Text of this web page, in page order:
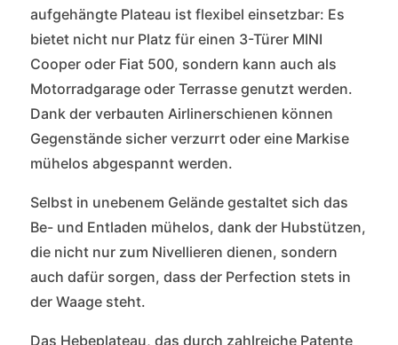
aufgehängte Plateau ist flexibel einsetzbar: Es
bietet nicht nur Platz für einen 3-Türer MINI
Cooper oder Fiat 500, sondern kann auch als
Motorradgarage oder Terrasse genutzt werden.
Dank der verbauten Airlinerschienen können
Gegenstände sicher verzurrt oder eine Markise
mühelos abgespannt werden.
Selbst in unebenem Gelände gestaltet sich das
Be- und Entladen mühelos, dank der Hubstützen,
die nicht nur zum Nivellieren dienen, sondern
auch dafür sorgen, dass der Perfection stets in
der Waage steht.
Das Hebeplateau, das durch zahlreiche Patente